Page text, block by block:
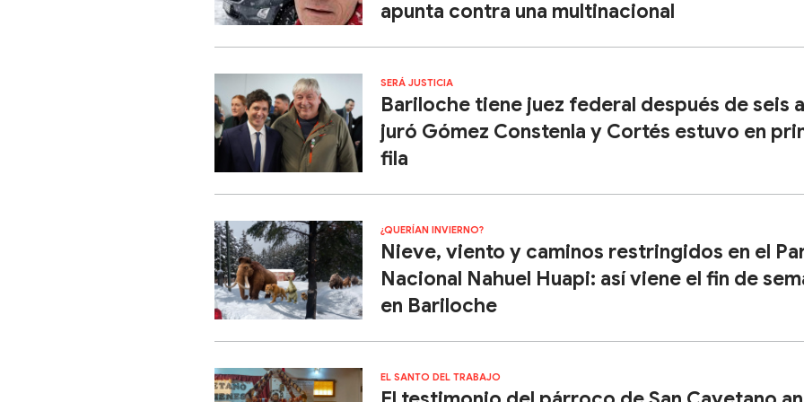
apunta contra una multinacional
SERÁ JUSTICIA
Bariloche tiene juez federal después de seis
juró Gómez Constenla y Cortés estuvo en
fila
¿QUERÍAN INVIERNO?
Nieve, viento y caminos restringidos en el
Nacional Nahuel Huapi: así viene el fin de
en Bariloche
EL SANTO DEL TRABAJO